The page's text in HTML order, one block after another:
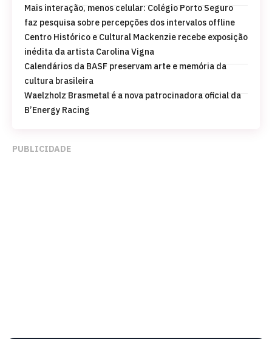
Mais interação, menos celular: Colégio Porto Seguro
faz pesquisa sobre percepções dos intervalos offline
Centro Histórico e Cultural Mackenzie recebe exposição
inédita da artista Carolina Vigna
Calendários da BASF preservam arte e memória da
cultura brasileira
Waelzholz Brasmetal é a nova patrocinadora oficial da
B’Energy Racing
PUBLICIDADE